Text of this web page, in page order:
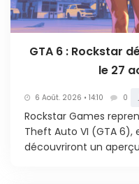
GTA 6 : Rockstar
le 27
6 Août. 2026 • 14:10 0
Rockstar Games
Theft Auto VI (GTA 6),
découvriront un